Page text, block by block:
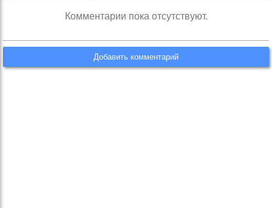
Комментарии пока отсутствуют.
Добавить комментарий